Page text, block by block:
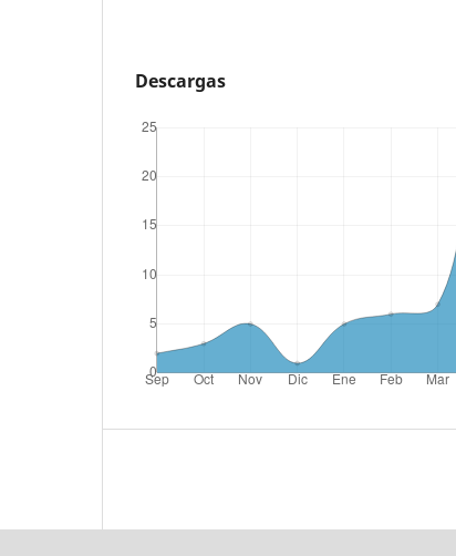
Descargas